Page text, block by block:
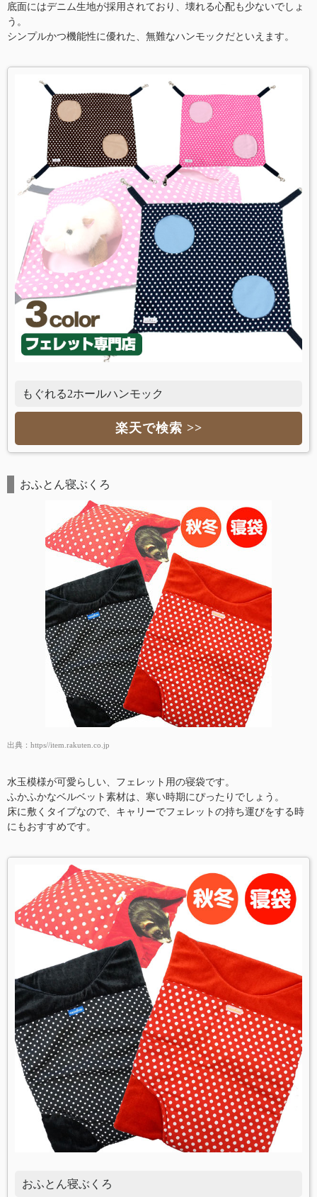
底面にはデニム生地が採用されており、壊れる心配も少ないでしょ
う。
シンプルかつ機能性に優れた、無難なハンモックだといえます。
もぐれる2ホールハンモック
楽天で検索 >>
おふとん寝ぶくろ
出典： https//item.rakuten.co.jp
水玉模様が可愛らしい、フェレット用の寝袋です。
ふかふかなベルベット素材は、寒い時期にぴったりでしょう。
床に敷くタイプなので、キャリーでフェレットの持ち運びをする時
にもおすすめです。
おふとん寝ぶくろ